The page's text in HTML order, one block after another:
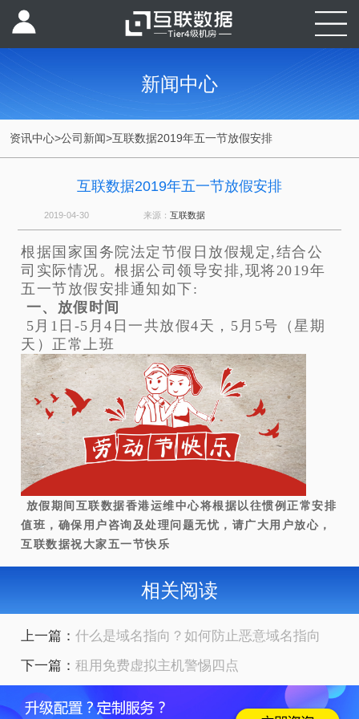
新闻中心
资讯中心>公司新闻>互联数据2019年五一节放假安排
互联数据2019年五一节放假安排
2019-04-30 来源： 互联数据
根据国家国务院法定节假日放假规定,结合公
司实际情况。根据公司领导安排,现将2019年
五一节放假安排通知如下:
一、放假时间
5月1日-5月4日一共放假4天，5月5号（星期
天）正常上班
放假期间互联数据香港运维中心将根据以往惯例正常安排
值班，确保用户咨询及处理问题无忧，请广大用户放心，
互联数据祝大家五一节快乐
相关阅读
上一篇：什么是域名指向？如何防止恶意域名指向
下一篇：租用免费虚拟主机警惕四点